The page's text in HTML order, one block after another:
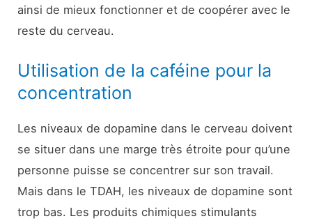
ainsi de mieux fonctionner et de coopérer avec le
reste du cerveau.
Utilisation de la caféine pour la
concentration
Les niveaux de dopamine dans le cerveau doivent
se situer dans une marge très étroite pour qu’une
personne puisse se concentrer sur son travail.
Mais dans le TDAH, les niveaux de dopamine sont
trop bas. Les produits chimiques stimulants